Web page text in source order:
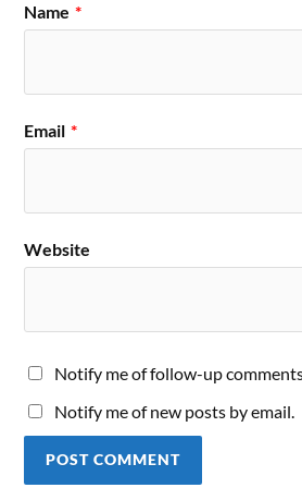
Name *
Email *
Website
Notify me of follow-up
Notify me of new posts by email.